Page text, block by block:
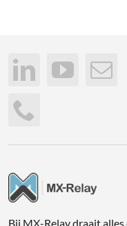
Bij MX-Relay draait